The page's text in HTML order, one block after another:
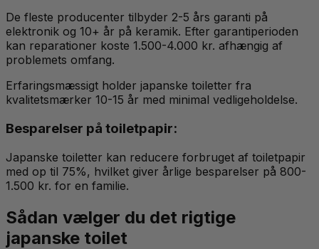
De fleste producenter tilbyder 2-5 års garanti på
elektronik og 10+ år på keramik. Efter garantiperioden
kan reparationer koste 1.500-4.000 kr. afhængig af
problemets omfang.
Erfaringsmæssigt holder japanske toiletter fra
kvalitetsmærker 10-15 år med minimal vedligeholdelse.
Besparelser på toiletpapir:
Japanske toiletter kan reducere forbruget af toiletpapir
med op til 75%, hvilket giver årlige besparelser på 800-
1.500 kr. for en familie.
Sådan vælger du det rigtige
japanske toilet